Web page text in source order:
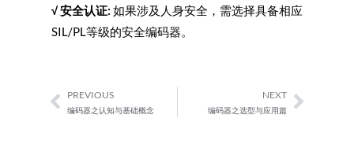
√安全认证: 如果涉及人身安全，需选择具备相应
SIL/PL等级的安全编码器。
Prev
PREVIOUS
编码器之认知与基础概念
NEXT
编码器之选型与应用篇Next